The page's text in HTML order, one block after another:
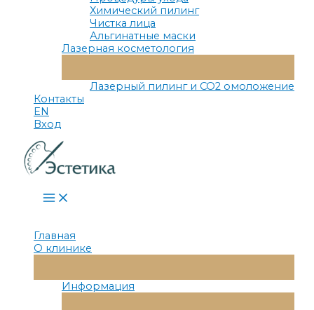
Химический пилинг
Чистка лица
Альгинатные маски
Лазерная косметология
Меню
Лазерный пилинг и СО2 омоложение
Контакты
EN
Вход
Main
Menu
Главная
О клинике
Меню
Информация